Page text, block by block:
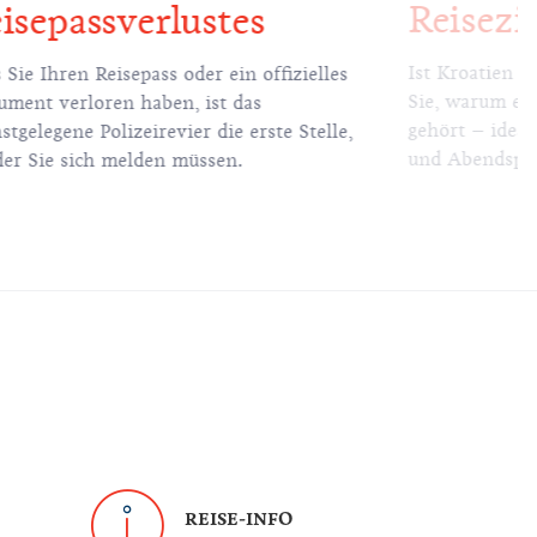
Sie Ihren Reisepass oder ein offizielles
verloren haben, ist das
Polizeirevier die erste Stelle,
Sie sich melden müssen.
Ist Kroatien
Sie, warum
gehört –
und
REISE-INFO